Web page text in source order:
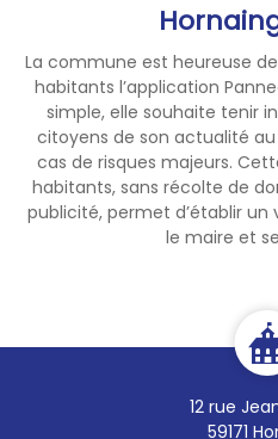
La commune est heureuse
habitants l’application
simple, elle souhaite tenir
citoyens de son actualité
cas de risques majeurs.
habitants, sans récolte de
publicité, permet d’établir un
le maire et
12 rue
59171
Cette
les meilleures
d'organisation
et à permettre
vivre
du 14 juillet.